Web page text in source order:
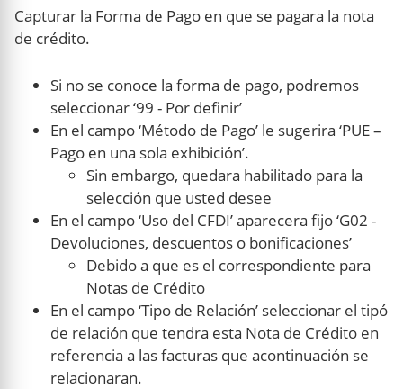
Capturar la Forma de Pago en que se pagara la nota
de crédito.
Si no se conoce la forma de pago, podremos
seleccionar ‘99 - Por definir’
En el campo ‘Método de Pago’ le sugerira ‘PUE –
Pago en una sola exhibición’.
Sin embargo, quedara habilitado para la
selección que usted desee
En el campo ‘Uso del CFDI’ aparecera fijo ‘G02 -
Devoluciones, descuentos o bonificaciones’
Debido a que es el correspondiente para
Notas de Crédito
En el campo ‘Tipo de Relación’ seleccionar el tipó
de relación que tendra esta Nota de Crédito en
referencia a las facturas que acontinuación se
relacionaran.